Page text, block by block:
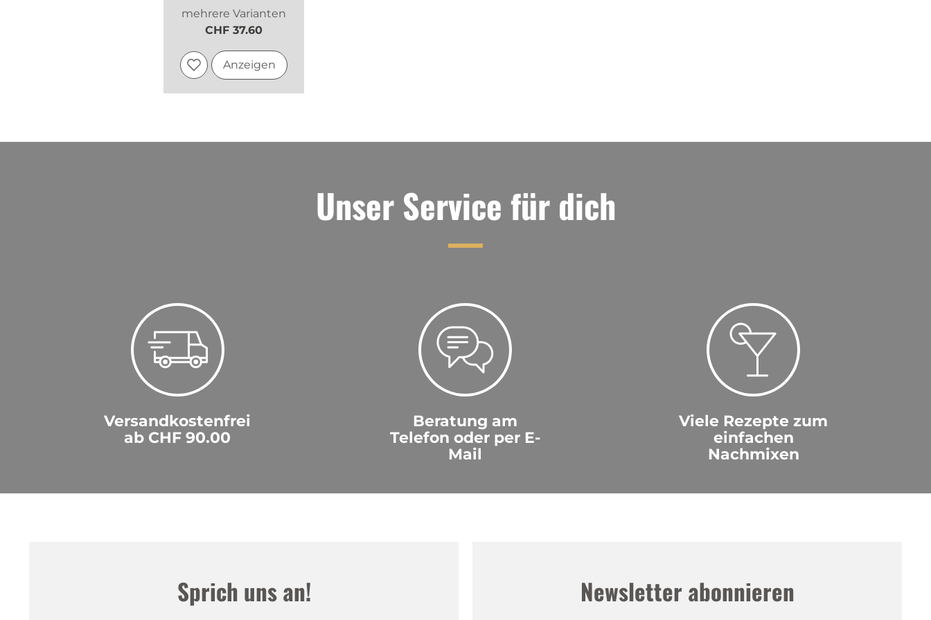
mehrere Varianten
CHF 37.60
Anzeigen
Unser Service für dich
Versandkostenfrei
ab CHF 90.00
Beratung am
Telefon oder per E-
Mail
Viele Rezepte zum
einfachen
Nachmixen
Sprich uns an! Newsletter abonnieren